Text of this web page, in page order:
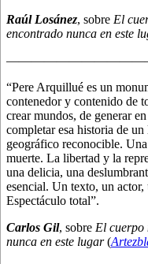
Raúl Losánez, sobre El
encontrado nunca en este
“Pere Arquillué es un
contenedor y contenido de
crear mundos, de generar
completar esa historia de
geográfico reconocible.
muerte. La libertad y la
una delicia, una
esencial. Un texto, un
Espectáculo total”.
Carlos Gil, sobre El cuerpo
nunca en este lugar(